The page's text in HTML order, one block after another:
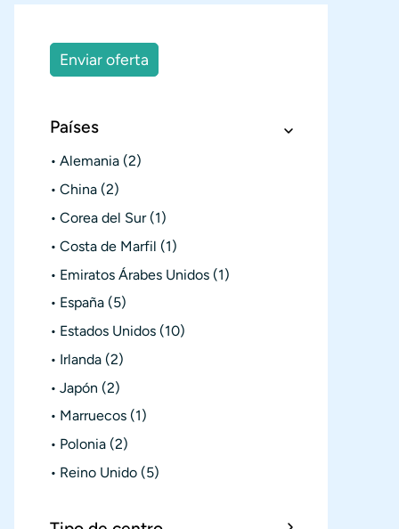
Enviar oferta
Países
Alemania (2)
China (2)
Corea del Sur (1)
Costa de Marfil (1)
Emiratos Árabes Unidos (1)
España (5)
Estados Unidos (10)
Irlanda (2)
Japón (2)
Marruecos (1)
Polonia (2)
Reino Unido (5)